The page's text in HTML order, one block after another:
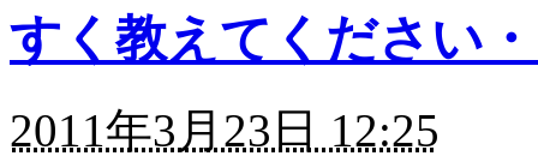
すく教えてください
2011年3月23日 12:25